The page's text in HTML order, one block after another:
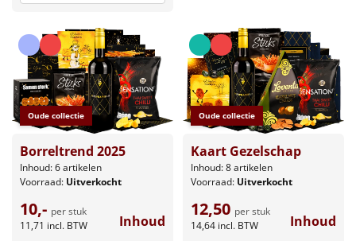
Oude collectie
Borreltrend 2025
Inhoud: 6 artikelen
Voorraad: Uitverkocht
10,- per stuk
11,71 incl. BTW Inhoud
Oude collectie
Kaart Gezelschap
Inhoud: 8 artikelen
Voorraad: Uitverkocht
12,50 per stuk
14,64 incl. BTW Inhoud